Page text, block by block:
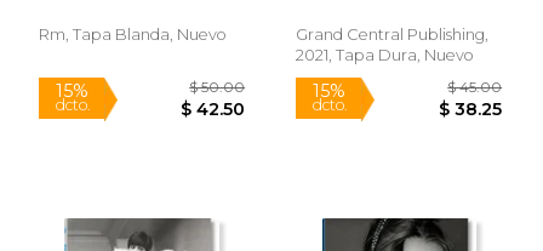
40%
(en Inglés)
Lucy
Rm, Tapa Blanda, Nuevo
Grand Central Publishing,
2021, Tapa Dura, Nuevo